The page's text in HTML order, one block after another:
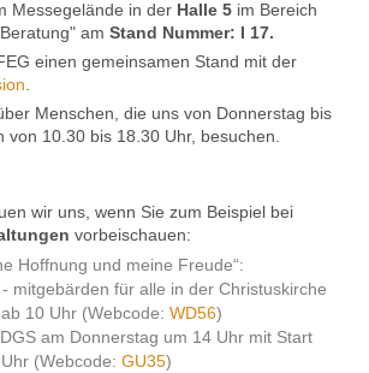
Messe­gelände in der Halle 5 im Bereich
am Stand Nummer: I 17.
einen gemein­samen Stand mit der
Menschen, die uns von Donners­tag bis
von 10.30 bis 18.30 Uhr, besuchen.
wir uns, wenn Sie zum Bei­spiel bei
vorbei­schauen:
Hoffnung und meine Freude“:
mitgebärden für alle in der Christuskirche
10 Uhr (Webcode: WD56)
am Donnerstag um 14 Uhr mit Start
(Webcode: GU35)